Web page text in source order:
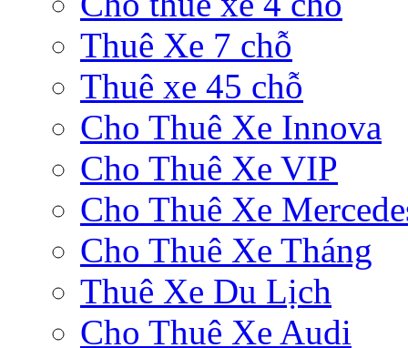
Thuê Xe 7 chỗ
Thuê xe 45 chỗ
Cho Thuê Xe Innova
Cho Thuê Xe VIP
Cho Thuê Xe
Cho Thuê Xe Tháng
Thuê Xe Du Lịch
Cho Thuê Xe Audi